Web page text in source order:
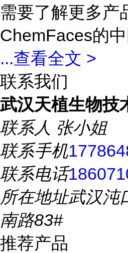
需要了解更多产
ChemFaces的
...查看全文 >
联系我们
武汉天植生物技
联系人 张小姐
联系手机
联系电话
所在地址武汉沌
南路83#
推荐产品